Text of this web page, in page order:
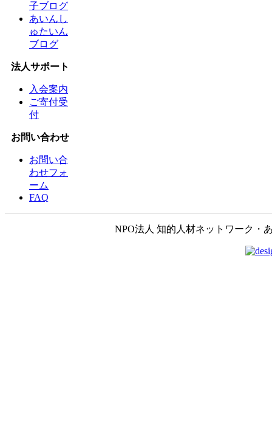
子ブログ
あいんし
ゅたいん
ブログ
法人サポート
入会案内
ご寄付受
付
お問い合わせ
お問い合
わせフォ
ーム
FAQ
NPO法人 知的人材ネットワーク・